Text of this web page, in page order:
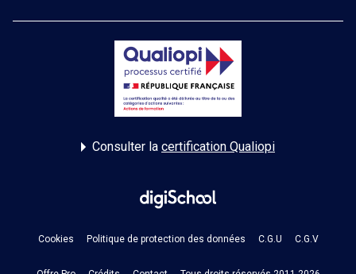
Consulter la certification Qualiopi
Cookies Politique de protection des données C.G.U C.G.V